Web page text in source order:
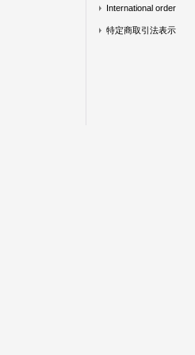
International order
特定商取引法表示